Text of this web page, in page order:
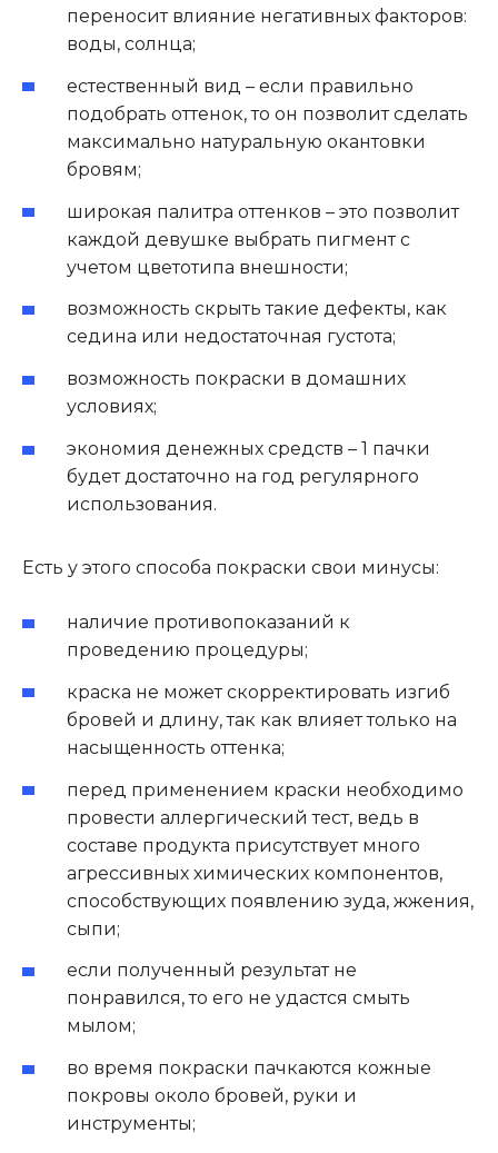
переносит влияние негативных факторов:
воды, солнца;
естественный вид – если правильно
подобрать оттенок, то он позволит сделать
максимально натуральную окантовки
бровям;
широкая палитра оттенков – это позволит
каждой девушке выбрать пигмент с
учетом цветотипа внешности;
возможность скрыть такие дефекты, как
седина или недостаточная густота;
возможность покраски в домашних
условиях;
экономия денежных средств – 1 пачки
будет достаточно на год регулярного
использования.
Есть у этого способа покраски свои минусы:
наличие противопоказаний к
проведению процедуры;
краска не может скорректировать изгиб
бровей и длину, так как влияет только на
насыщенность оттенка;
перед применением краски необходимо
провести аллергический тест, ведь в
составе продукта присутствует много
агрессивных химических компонентов,
способствующих появлению зуда, жжения,
сыпи;
если полученный результат не
понравился, то его не удастся смыть
мылом;
во время покраски пачкаются кожные
покровы около бровей, руки и
инструменты;